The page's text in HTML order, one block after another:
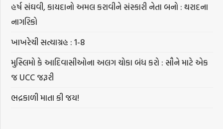
હર્ષ સંઘવી, કાયદાનો અમલ કરાવીને સંસ્કારી નેતા બનો : થરાદના
નાગરિકો
ખાખરેચી સત્યાગ્રહ : 1-8
મુસ્લિમો કે આદિવાસીઓના અલગ ચોકા બંધ કરો : સૌને માટે એક
જ UCC જરૂરી
ભદ્રકાળી માતા કી જય!